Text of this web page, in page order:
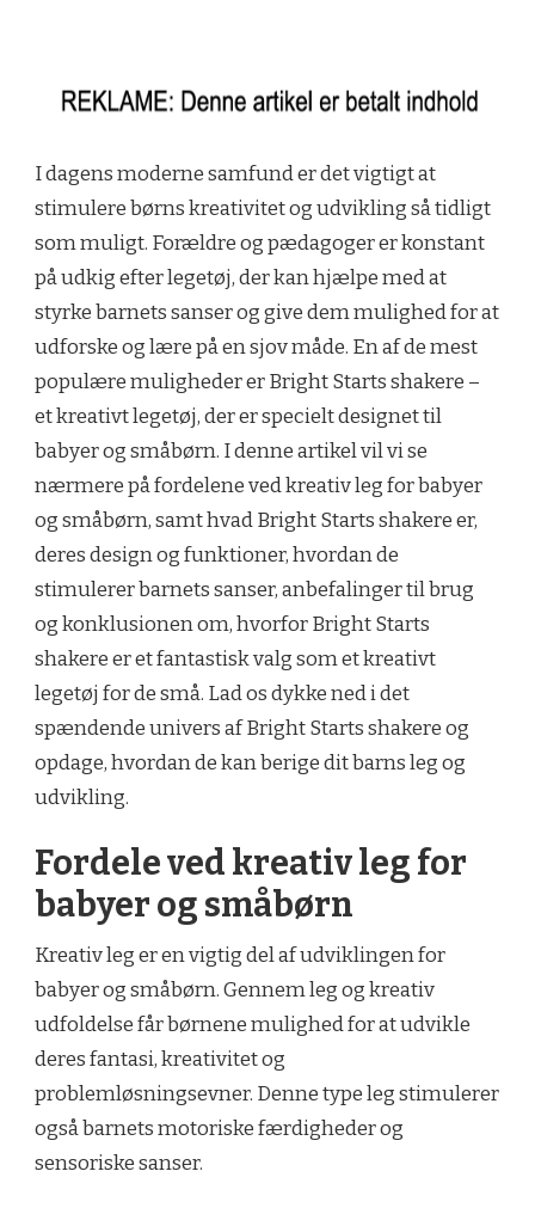
I dagens moderne samfund er det vigtigt at
stimulere børns kreativitet og udvikling så tidligt
som muligt. Forældre og pædagoger er konstant
på udkig efter legetøj, der kan hjælpe med at
styrke barnets sanser og give dem mulighed for at
udforske og lære på en sjov måde. En af de mest
populære muligheder er Bright Starts shakere –
et kreativt legetøj, der er specielt designet til
babyer og småbørn. I denne artikel vil vi se
nærmere på fordelene ved kreativ leg for babyer
og småbørn, samt hvad Bright Starts shakere er,
deres design og funktioner, hvordan de
stimulerer barnets sanser, anbefalinger til brug
og konklusionen om, hvorfor Bright Starts
shakere er et fantastisk valg som et kreativt
legetøj for de små. Lad os dykke ned i det
spændende univers af Bright Starts shakere og
opdage, hvordan de kan berige dit barns leg og
udvikling.
Fordele ved kreativ leg for
babyer og småbørn
Kreativ leg er en vigtig del af udviklingen for
babyer og småbørn. Gennem leg og kreativ
udfoldelse får børnene mulighed for at udvikle
deres fantasi, kreativitet og
problemløsningsevner. Denne type leg stimulerer
også barnets motoriske færdigheder og
sensoriske sanser.